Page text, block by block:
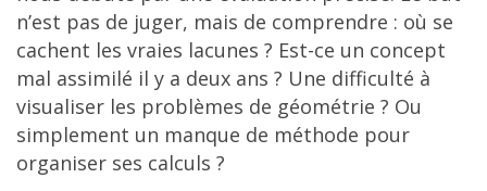
n’est pas de juger, mais de comprendre : où se
cachent les vraies lacunes ? Est-ce un concept
mal assimilé il y a deux ans ? Une difficulté à
visualiser les problèmes de géométrie ? Ou
simplement un manque de méthode pour
organiser ses calculs ?